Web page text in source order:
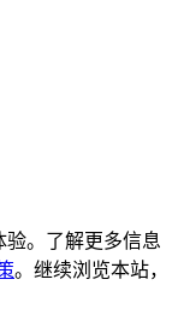
验。了解更多信息
。继续浏览本站，